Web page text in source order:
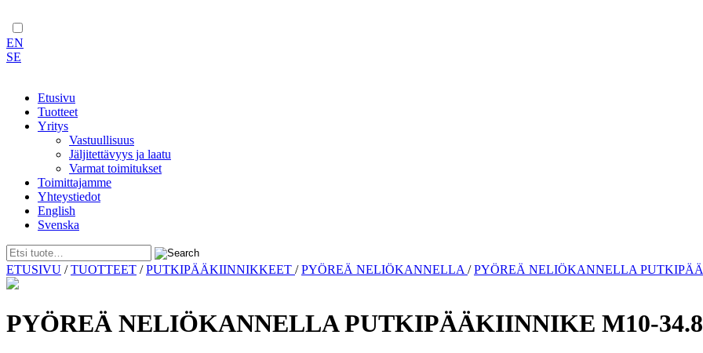
EN
SE
Etusivu
Tuotteet
Yritys
Vastuullisuus
Jäljitettävyys ja laatu
Varmat toimitukset
Toimittajamme
Yhteystiedot
English
Svenska
Skip
to
ETUSIVU /TUOTTEET /PUTKIPÄÄKIINNIKKEET /PYÖREÄ NELIÖKANNELLA /PYÖREÄ NELIÖKANNELLA
PYÖREÄ NELIÖKANNELLA PUTKIPÄÄKIINNIKE M10-